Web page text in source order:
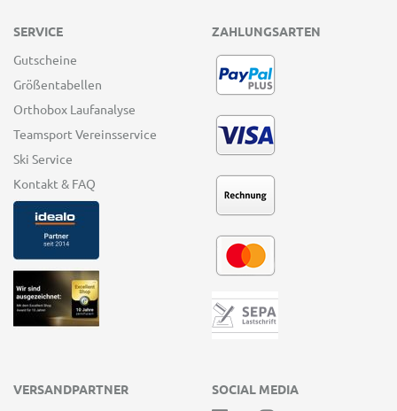
SERVICE
Gutscheine
Größentabellen
Orthobox Laufanalyse
Teamsport Vereinsservice
Ski Service
Kontakt & FAQ
ZAHLUNGSARTEN
VERSANDPARTNER SOCIAL MEDIA